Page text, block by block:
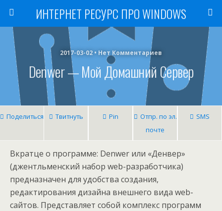
ИНТЕРНЕТ РЕСУРС ПРО WINDOWS
2017-03-02 • Нет Комментариев
Denwer — Мой Домашний Сервер
Поделиться Твитнуть Pin
Отпр. по эл.
почте
SMS
Вкратце о программе: Denwer или «Денвер»
(джентльменский набор web-разработчика)
предназначен для удобства создания,
редактирования дизайна внешнего вида web-
сайтов. Представляет собой комплекс программ